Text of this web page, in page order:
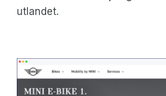
utlandet.